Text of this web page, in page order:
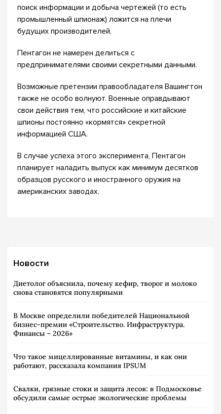
поиск информации и добыча чертежей (то есть
промышленный шпионаж) ложится на плечи
будущих производителей.
Пентагон не намерен делиться с
предпринимателями своими секретными данными.
Возможные претензии правообладателя Вашингтон
также не особо волнуют. Военные оправдывают
свои действия тем, что российские и китайские
шпионы постоянно «кормятся» секретной
информацией США.
В случае успеха этого эксперимента, Пентагон
планирует наладить выпуск как минимум десятков
образцов русского и иностранного оружия на
американских заводах.
Новости
Диетолог объяснила, почему кефир, творог и молоко
снова становятся популярными
В Москве определили победителей Национальной
бизнес-премии «Строительство. Инфраструктура.
Финансы – 2026»
Что такое мицеллированные витамины, и как они
работают, рассказала компания IPSUM
Свалки, грязные стоки и защита лесов: в Подмосковье
обсудили самые острые экологические проблемы